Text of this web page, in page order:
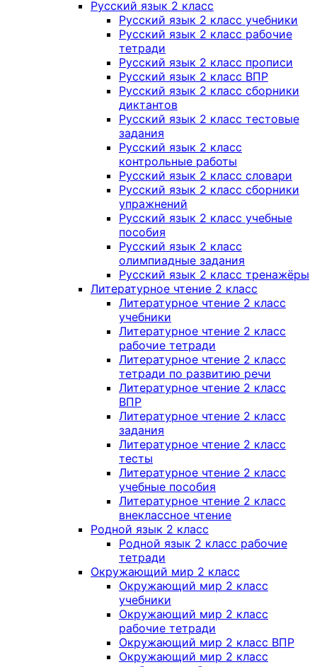
Русский язык 2 класс
Русский язык 2 класс учебники
Русский язык 2 класс рабочие
тетради
Русский язык 2 класс прописи
Русский язык 2 класс ВПР
Русский язык 2 класс сборники
диктантов
Русский язык 2 класс тестовые
задания
Русский язык 2 класс
контрольные работы
Русский язык 2 класс словари
Русский язык 2 класс сборники
упражнений
Русский язык 2 класс учебные
пособия
Русский язык 2 класс
олимпиадные задания
Русский язык 2 класс тренажёры
Литературное чтение 2 класс
Литературное чтение 2 класс
учебники
Литературное чтение 2 класс
рабочие тетради
Литературное чтение 2 класс
тетради по развитию речи
Литературное чтение 2 класс
ВПР
Литературное чтение 2 класс
задания
Литературное чтение 2 класс
тесты
Литературное чтение 2 класс
учебные пособия
Литературное чтение 2 класс
внеклассное чтение
Родной язык 2 класс
Родной язык 2 класс рабочие
тетради
Окружающий мир 2 класс
Окружающий мир 2 класс
учебники
Окружающий мир 2 класс
рабочие тетради
Окружающий мир 2 класс ВПР
Окружающий мир 2 класс